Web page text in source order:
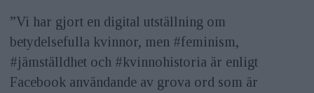
”Vi har gjort en digital utställning om
betydelsefulla kvinnor, men #feminism,
#jämställdhet och #kvinnohistoria är enligt
Facebook användande av grova ord som är